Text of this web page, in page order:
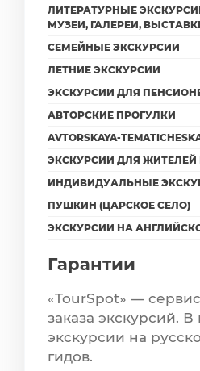
ЛИТЕРАТУРНЫЕ
МУЗЕИ, ГАЛЕРЕИ,
СЕМЕЙНЫЕ ЭКСКУРСИИ
ЛЕТНИЕ ЭКСКУРСИИ
ЭКСКУРСИИ ДЛЯ
АВТОРСКИЕ ПРОГУЛКИ
AVTORSKAYA-
ЭКСКУРСИИ ДЛЯ ЖИТЕЛЕЙ
ИНДИВИДУАЛЬНЫЕ
ПУШКИН (ЦАРСКОЕ СЕЛО)
ЭКСКУРСИИ НА
Гарантии
«TourSpot» —
заказа экскурсий. В
экскурсии на
гидов.